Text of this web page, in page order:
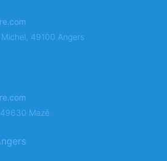
49100 Angers
Mazé